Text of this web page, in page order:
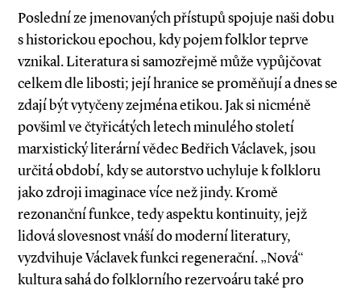
Poslední ze jmenovaných přístupů spojuje naši dobu
s historickou epochou, kdy pojem folklor teprve
vznikal. Literatura si samozřejmě může vypůjčovat
celkem dle libosti; její hranice se proměňují a dnes se
zdají být vytyčeny zejména etikou. Jak si nicméně
povšiml ve čtyřicátých letech minulého století
marxistický literární vědec Bedřich Václavek, jsou
určitá období, kdy se autorstvo uchyluje k folkloru
jako zdroji imaginace více než jindy. Kromě
rezonanční funkce, tedy aspektu kontinuity, jejž
lidová slovesnost vnáší do moderní literatury,
vyzdvihuje Václavek funkci regenerační. „Nová“
kultura sahá do folklorního rezervoáru také pro